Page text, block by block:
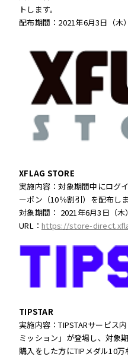
トします。
配布期間：2021年6月3日（木
XFLAG STORE
実施内容：対象期間中にログ
ーポン（10％割引）を配布しま
対象期間： 2021年6月3日（木
URL：https://store-
TIPSTAR
実施内容：TIPSTARサービス
ミッション」が登場し、対象
購入をした方にTIPメダル10万